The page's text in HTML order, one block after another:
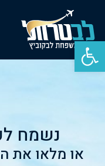
פתח סרגל נגישות
נשמח
או מלאו את